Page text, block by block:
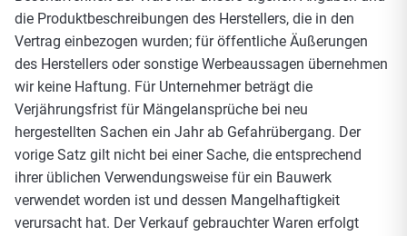
die Produktbeschreibungen des Herstellers, die in den
Vertrag einbezogen wurden; für öffentliche Äußerungen
des Herstellers oder sonstige Werbeaussagen übernehmen
wir keine Haftung. Für Unternehmer beträgt die
Verjährungsfrist für Mängelansprüche bei neu
hergestellten Sachen ein Jahr ab Gefahrübergang. Der
vorige Satz gilt nicht bei einer Sache, die entsprechend
ihrer üblichen Verwendungsweise für ein Bauwerk
verwendet worden ist und dessen Mangelhaftigkeit
verursacht hat. Der Verkauf gebrauchter Waren erfolgt